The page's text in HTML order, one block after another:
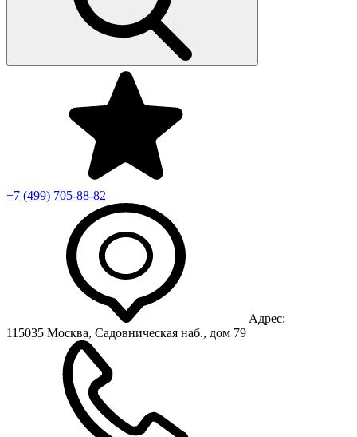
+7 (499) 705-88-82
Адрес:
115035 Москва, Садовническая наб., дом 79